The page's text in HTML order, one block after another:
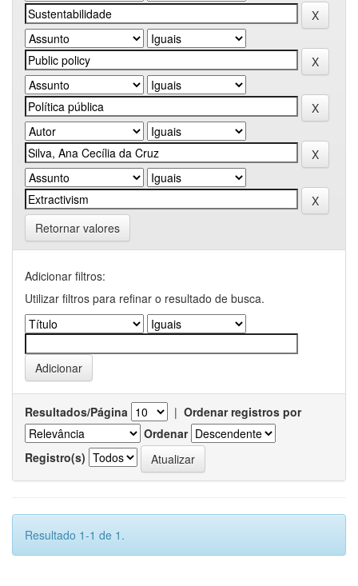
Retornar valores
Adicionar filtros:
Utilizar filtros para refinar o resultado de busca.
Resultados/Página | Ordenar registros por
Ordenar
Registro(s)
Resultado 1-1 de 1.